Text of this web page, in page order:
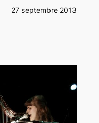
27 septembre 2013